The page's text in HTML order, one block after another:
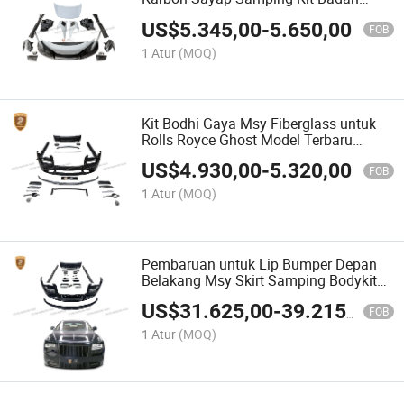
650s-675lt Kit Badan
US$5.345,00-5.650,00 FOB
1 Atur (MOQ)
Kit Bodhi Gaya Msy Fiberglass untuk
Rolls Royce Ghost Model Terbaru
Bumper Depan Bumper Belakang Skirt
Samping Kit Mobil
US$4.930,00-5.320,00 FOB
1 Atur (MOQ)
Pembaruan untuk Lip Bumper Depan
Belakang Msy Skirt Samping Bodykit
untuk Rolls Royce Ghost Kit Badan
Fiberglass
US$31.625,00-39.215,00 FOB
1 Atur (MOQ)